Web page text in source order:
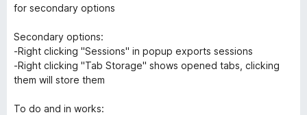
for secondary options
Secondary options:
-Right clicking "Sessions" in popup exports sessions
-Right clicking "Tab Storage" shows opened tabs, clicking
them will store them
To do and in works: